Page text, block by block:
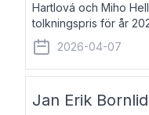
Hartlová och Miho
tolkningspris för år
kronor var. Dagmar
huvudsakligen från
2026-04-07
Jan Erik